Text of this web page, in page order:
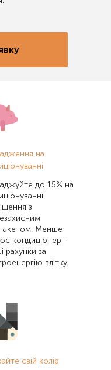
на
до 15% на
з
Менше
кондиціонер -
рахунки за
влітку.
свій колір